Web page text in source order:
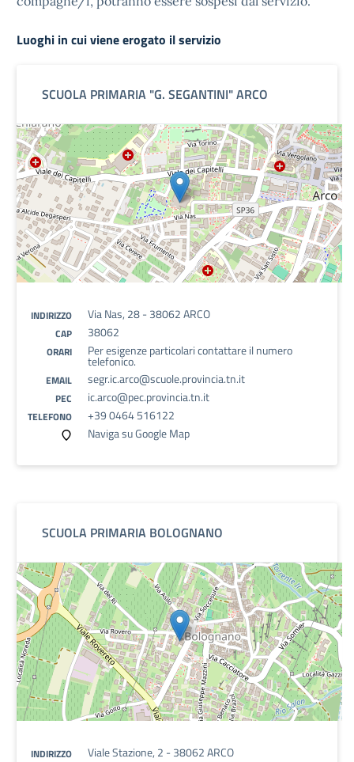
Luoghi in cui viene erogato il servizio
SCUOLA PRIMARIA "G. SEGANTINI" ARCO
INDIRIZZO Via Nas, 28 - 38062 ARCO
CAP 38062
ORARI Per esigenze particolari contattare il numero
telefonico.
EMAIL segr.ic.arco@scuole.provincia.tn.it
PEC ic.arco@pec.provincia.tn.it
TELEFONO
+39 0464 516122
Naviga su Google Map
SCUOLA PRIMARIA BOLOGNANO
INDIRIZZO Viale Stazione, 2 - 38062 ARCO